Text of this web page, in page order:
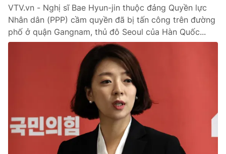
Photo Infographic
Shorts video
VTV Thể thao
Bất động sản
Thị trường 24h Tấm lòng Việt
VTV.vn - Nghị sĩ Bae Hyun-jin thuộc đảng Quyền lực
Nhân dân (PPP) cầm quyền đã bị tấn công trên đường
phố ở quận Gangnam, thủ đô Seoul của Hàn Quốc...